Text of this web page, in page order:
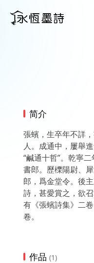
简介
張蠙，生卒年不詳
人。成通中，屢舉
“鹹通十哲”。乾寧
書郎。歷櫟陽尉、
郎，爲金堂令。後
詩，甚愛賞之，欲
有《張蠙詩集》二
卷。
作品 (1)